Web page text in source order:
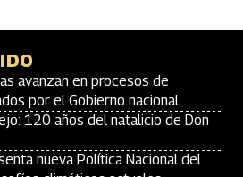
avanzan en procesos de
por el Gobierno nacional
120 años del natalicio de Don
nueva Política Nacional del